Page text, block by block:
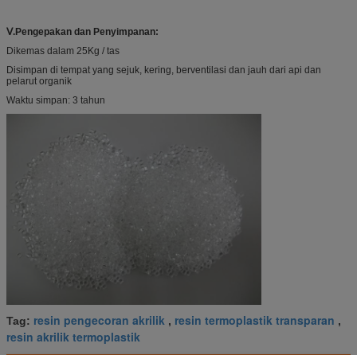
Ⅴ.Pengepakan dan Penyimpanan:
Dikemas dalam 25Kg / tas
Disimpan di tempat yang sejuk, kering, berventilasi dan jauh dari api dan
pelarut organik
Waktu simpan: 3 tahun
Tag: resin pengecoran akrilik , resin termoplastik transparan ,
resin akrilik termoplastik